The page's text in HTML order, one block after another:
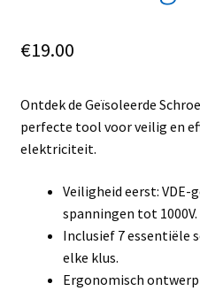
€19.00
Ontdek de Geïsoleerde
perfecte tool voor veilig en
elektriciteit.
Veiligheid eerst:
spanningen tot 1000V.
Inclusief 7 essentiële
elke klus.
Ergonomisch